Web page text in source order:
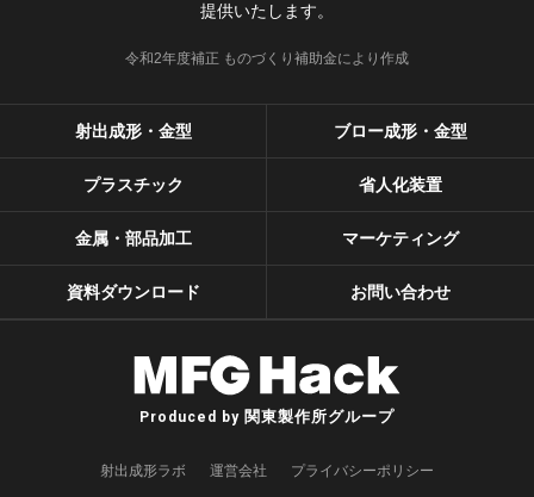
提供いたします。
令和2年度補正 ものづくり補助金により作成
射出成形・金型 ブロー成形・金型
プラスチック 省人化装置
金属・部品加工 マーケティング
資料ダウンロード お問い合わせ
Produced by 関東製作所グループ
射出成形ラボ 運営会社 プライバシーポリシー